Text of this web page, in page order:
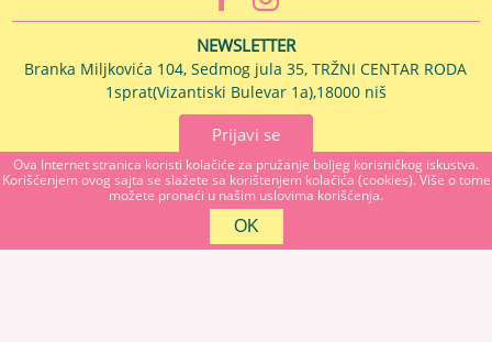
Ova Internet stranica koristi kolačiće za pružanje boljeg korisničkog iskustva.
Korišćenjem ovog sajta se slažete sa korištenjem kolačića (cookies). Više o tome
možete pronaći u našim uslovima korišćenja.
NEWSLETTER
Branka Miljkovića 104, Sedmog jula 35, TRŽNI CENTAR RODA
1sprat(Vizantiski Bulevar 1a),18000 niš
Prijavi se
MAJSTOR U KUĆI Branka Miljkovića 104, 18000 NIS, Srbija
018272055
Copyright 2026 MAJSTOR U KUĆI Sva prava su zadržana. Powered by